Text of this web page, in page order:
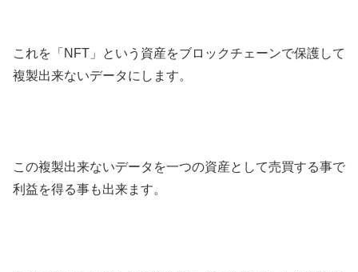
これを「NFT」という資産をブロックチェーンで保護して
複製出来ないデータにします。
この複製出来ないデータを一つの資産として売買する事で
利益を得る事も出来ます。